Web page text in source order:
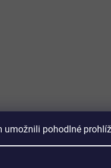
umožnili pohodlné